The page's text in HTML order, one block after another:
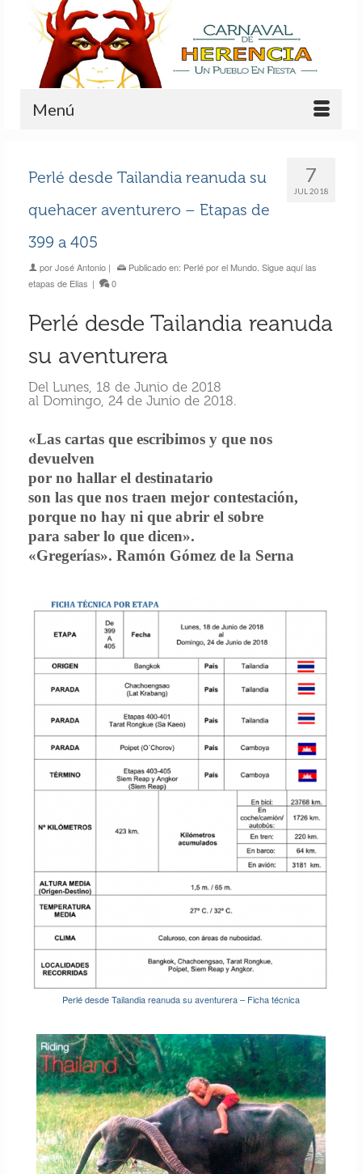
Menú
7
JUL 2018
Perlé desde Tailandia reanuda su
quehacer aventurero – Etapas de
399 a 405
porJosé Antonio| Publicado en: Perlé por el Mundo. Sigue aquí las
etapas de Elias | 0
Perlé desde Tailandia reanuda
su aventurera
Del Lunes, 18 de Junio de 2018
al Domingo, 24 de Junio de 2018.
«Las cartas que escribimos y que nos
devuelven
por no hallar el destinatario
son las que nos traen mejor contestación,
porque no hay ni que abrir el sobre
para saber lo que dicen».
«Gregerías». Ramón Gómez de la Serna
Perlé desde Tailandia reanuda su aventurera – Ficha técnica